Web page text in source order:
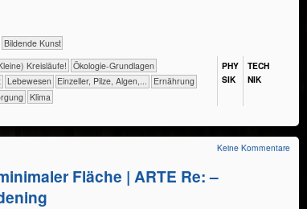
Bildende Kunst
Kreisläufe!
​​​​​​​​​​​​​​​​Ökologie-Grundlagen
​​​​​​​​​Lebewesen ​​​​​​​Einzeller, Pilze, Algen,...
​​​​Ernährung
Klima
PHY​
SIK
TECH​
NIK
Fläche | ARTE Re: –
Keine Kommentare